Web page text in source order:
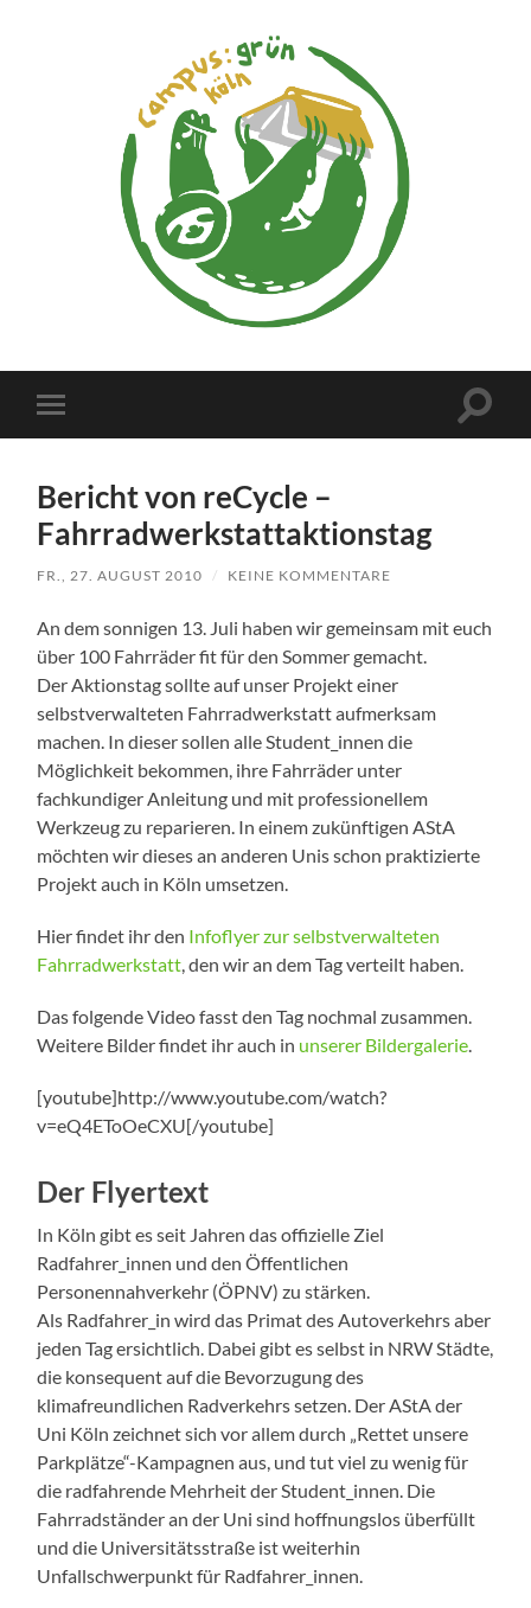
Mobile-
Menü
Bericht von reCycle –
Fahrradwerkstattaktionstag
FR., 27. AUGUST 2010 / KEINE KOMMENTARE
An dem sonnigen 13. Juli haben wir gemeinsam mit euch
über 100 Fahrräder fit für den Sommer gemacht.
Der Aktionstag sollte auf unser Projekt einer
selbstverwalteten Fahrradwerkstatt aufmerksam
machen. In dieser sollen alle Student_innen die
Möglichkeit bekommen, ihre Fahrräder unter
fachkundiger Anleitung und mit professionellem
Werkzeug zu reparieren. In einem zukünftigen AStA
möchten wir dieses an anderen Unis schon praktizierte
Projekt auch in Köln umsetzen.
Hier findet ihr den Infoflyer zur selbstverwalteten
Fahrradwerkstatt , den wir an dem Tag verteilt haben.
Das folgende Video fasst den Tag nochmal zusammen.
Weitere Bilder findet ihr auch in unserer Bildergalerie
[youtube]http://www.youtube.com/watch?
v=eQ4EToOeCXU[/youtube]
Der Flyertext
In Köln gibt es seit Jahren das offizielle Ziel
Radfahrer_innen und den Öffentlichen
Personennahverkehr (ÖPNV) zu stärken.
Als Radfahrer_in wird das Primat des Autoverkehrs aber
jeden Tag ersichtlich. Dabei gibt es selbst in NRW Städte,
die konsequent auf die Bevorzugung des
klimafreundlichen Radverkehrs setzen. Der AStA der
Uni Köln zeichnet sich vor allem durch „Rettet unsere
Parkplätze“-Kampagnen aus, und tut viel zu wenig für
die radfahrende Mehrheit der Student_innen. Die
Fahrradständer an der Uni sind hoffnungslos überfüllt
und die Universitätsstraße ist weiterhin
Unfallschwerpunkt für Radfahrer_innen.